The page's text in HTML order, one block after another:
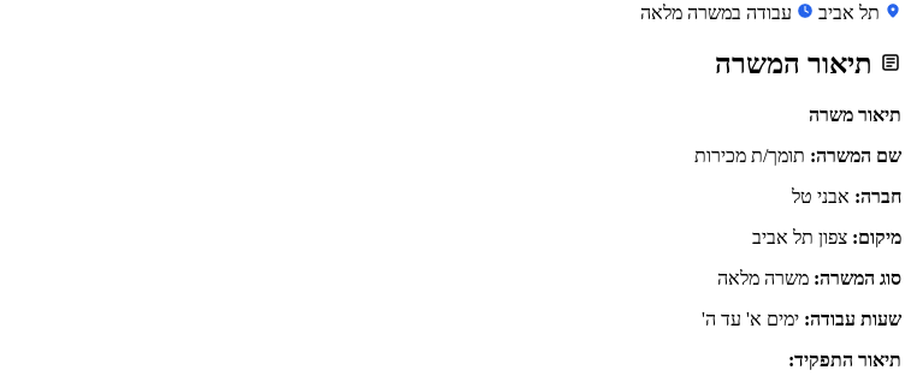
תל אביב עבודה במשרה מלאה
תיאור המשרה
תיאור משרה
שם המשרה: תומך/ת מכירות
חברה: אבני טל
מיקום: צפון תל אביב
סוג המשרה: משרה מלאה
שעות עבודה: ימים א' עד ה'
תיאור התפקיד: